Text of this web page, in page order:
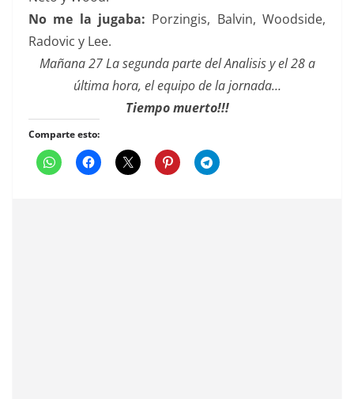
No me la jugaba: Porzingis, Balvin, Woodside,
Radovic y Lee.
Mañana 27 La segunda parte del Analisis y el 28 a
última hora, el equipo de la jornada…
Tiempo muerto!!!
Comparte esto: